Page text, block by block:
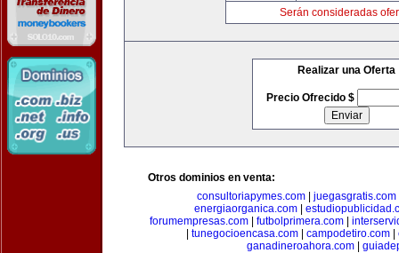
Serán consideradas
Realizar una Oferta
Precio Ofrecido $
Otros dominios en venta:
consultoriapymes.com
juegasgratis.com
energiaorganica.com|
forumempresas.com
futbolprimera.com
tunegocioencasa.com| campodetiro.com|
ganadineroahora.com|